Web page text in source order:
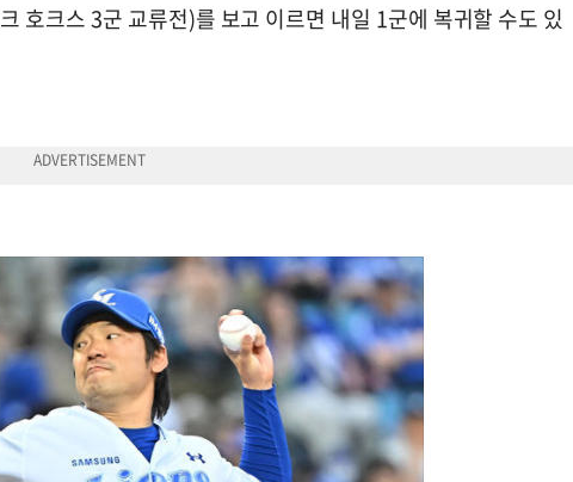
호크스 3군 교류전)를 보고 이르면 내일 1군에 복귀할 수도 있